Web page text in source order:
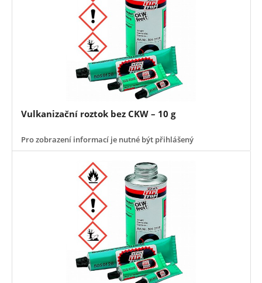
Vulkanizační roztok bez CKW – 10 g
Pro zobrazení informací je nutné být přihlášený